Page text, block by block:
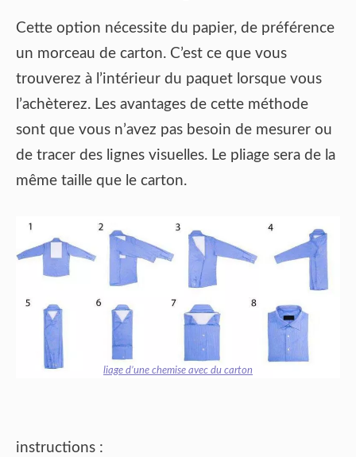
Cette option nécessite du papier, de préférence
un morceau de carton. C’est ce que vous
trouverez à l’intérieur du paquet lorsque vous
l’achèterez. Les avantages de cette méthode
sont que vous n’avez pas besoin de mesurer ou
de tracer des lignes visuelles. Le pliage sera de la
même taille que le carton.
liage d’une chemise avec du carton
instructions :